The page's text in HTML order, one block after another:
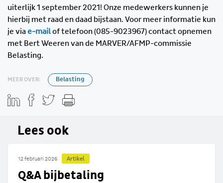
uiterlijk 1 september 2021! Onze medewerkers kunnen je
hierbij met raad en daad bijstaan. Voor meer informatie kun
je viae-mailof telefoon (085-9023967) contact opnemen
met Bert Weeren van de MARVER/AFMP-commissie
Belasting.
MEER OVER: Belasting
Lees ook
12 februari 2026 Artikel
Q&A bijbetaling